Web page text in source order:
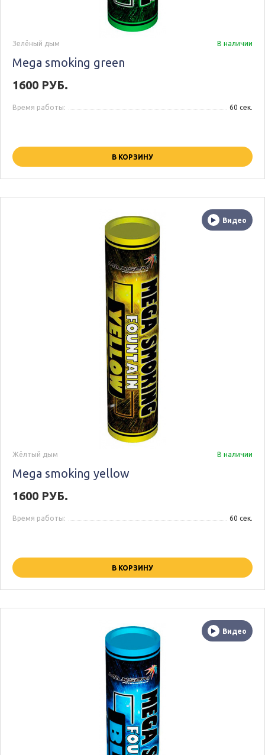
Зелёный дым В наличии
Mega smoking green
1600 РУБ.
Время работы: 60 сек.
В КОРЗИНУ
Видео
Жёлтый дым В наличии
Mega smoking yellow
1600 РУБ.
Время работы: 60 сек.
В КОРЗИНУ
Видео